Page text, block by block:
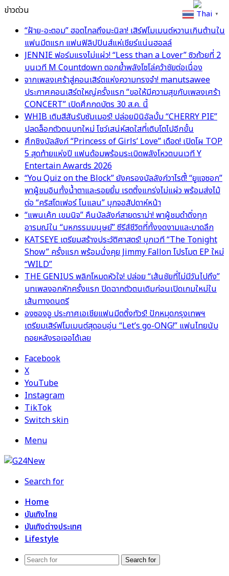
ข่าวด่วน
“ฝ้าย-อะตอม” ฮอตไกลถึงมะนิลา! เสิร์ฟโมเมนต์หวานเกินต้านใน
แฟนมีตแรก แฟนฟิลิปปินส์แห่เชียร์แน่นฮอลล์
JENNIE ฟอร์มแรงไม่แผ่ว! “Less than a Lover” ซิวถ้วยที่ 2
บนเวที M Countdown ตอกย้ำพลังโซโล่คว้าชัยต่อเนื่อง
จากเพลงเศร้าสู่คอนเสิร์ตแห่งความทรงจำ! manutsawee
ประกาศคอนเสิร์ตใหญ่ครั้งแรก “ขอให้มีความสุขกับเพลงเศร้า
CONCERT” เปิดศึกกดบัตร 30 ส.ค. นี้
WHIB เติมสีสันรับซัมเมอร์! ปล่อยมินิอัลบั้ม “CHERRY PIE”
ปลดล็อกตัวตนบทใหม่ โชว์เสน่ห์สดใสที่เติบโตไปอีกขั้น
ศึกชิงบัลลังก์ “Princess of Girls’ Love” เดือด! เปิดโผ TOP
5 สุดท้ายแห่งปี แฟนด้อมพร้อมระเบิดพลังโหวตบนเวที Y
Entertain Awards 2026
“You Quiz on the Block” ยังครองบัลลังก์วาไรตี้! “ยูแจซอก”
พาผู้ชมอินทั้งน้ำตาและรอยยิ้ม เรตติ้งแกร่งไม่แผ่ว พร้อมส่งไม้
ต่อ “คริสโตเฟอร์ โนแลน” บุกจอสัปดาห์หน้า
“แพนเค้ก เขมนิจ” คืนบัลลังก์สายดราม่า! พาผู้ชมดำดิ่งทุก
อารมณ์ใน “มหกรรมมนุษย์” ซีรีส์ชีวิตที่ทั้งงดงามและบาดลึก
KATSEYE เตรียมสร้างประวัติศาสตร์! บุกเวที “The Tonight
Show” ครั้งแรก พร้อมนั่งคุย Jimmy Fallon โปรโมต EP ใหม่
“WILD”
THE GENIUS พลิกโหมดหัวใจ! ปล่อย “เส้นชัยที่ไม่มีวันไปถึง”
บทเพลงอกหักครั้งแรก ปิดฉากตัวตนเดิมก่อนเปิดเกมใหม่ใน
เส้นทางดนตรี
องซองอู ประกาศเอเชียแฟนมีตติ้งทัวร์! ปักหมุดกรุงเทพฯ
เตรียมเสิร์ฟโมเมนต์สุดอบอุ่น “Let’s go-ONG!” แฟนไทยนับ
ถอยหลังรอเจอได้เลย
Facebook
X
YouTube
Instagram
TikTok
Switch skin
Menu
Search for
Home
บันเทิงไทย
บันเทิงต่างประเทศ
Lifestyle
Search for
Thai ▼